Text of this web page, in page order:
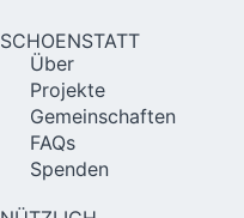
SCHOENSTATT
Über
Projekte
Gemeinschaften
FAQs
Spenden